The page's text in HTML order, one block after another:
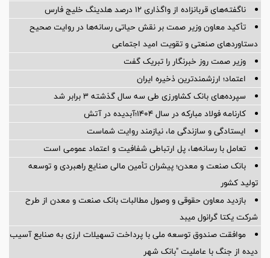
ناگفته‌های قربانزاده از واگذاری ۱۲ درصد هلدینگ خلیج فارس
تأکید معاون وزیر صمت بر نقش حیاتی رسانه‌ها در روایت صحیح
دستاوردهای صنعتی و تقویت امید اجتماعی
وزیر صمت روز خبرنگار را تبریک گفت
اعتماد؛ ارزشمندترین ذخیره ایران
سپرده‌های بانک کشاورزی طی سه سال گذشته ۳ برابر شد
کارنامه فولاد مبارکه در سال ۱۴۰۴؛آبدیده در آتش
ایستادگی و سازندگی ما، نیازمند روایت شماست
تعامل با رسانه‌ها، پل ارتباطی شفافیت و اعتماد عمومی است
بانک صنعت و معدن؛ پیشران تأمین مالی صنایع راهبردی و توسعه
تولید کشور
بازدید معاون حقوقی و وصول مطالبات بانک صنعت و معدن از طرح
شرکت یکتا گرانول میبد
موافقت صندوق توسعه ملی با پرداخت تسهیلات ارزی به صنایع آسیب
دیده از جنگ با عاملیت "بانک شهر